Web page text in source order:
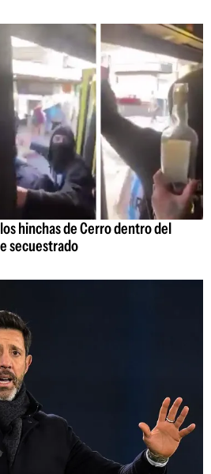
hinchas de Cerro dentro del
secuestrado